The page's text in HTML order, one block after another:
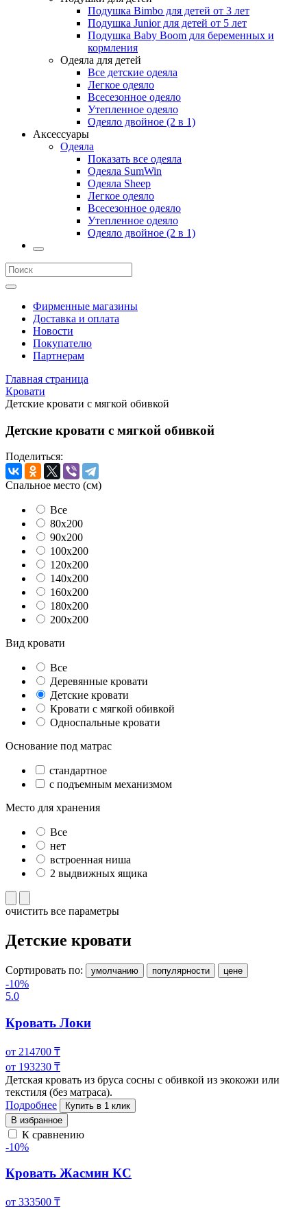
Подушка Bimbo для детей от 3 лет
Подушка Junior для детей от 5 лет
Подушка Baby Boom для беременных и
кормления
Одеяла для детей
Все детские одеяла
Легкое одеяло
Всесезонное одеяло
Утепленное одеяло
Одеяло двойное (2 в 1)
Аксессуары
Одеяла
Показать все одеяла
Одеяла SumWin
Одеяла Sheep
Легкое одеяло
Всесезонное одеяло
Утепленное одеяло
Одеяло двойное (2 в 1)
Фирменные магазины
Доставка и оплата
Новости
Покупателю
Партнерам
Главная страница
Кровати
Детские кровати с мягкой обивкой
Детские кровати с мягкой обивкой
Поделиться:
Спальное место (см)
Все
80x200
90x200
100x200
120x200
140x200
160x200
180x200
200x200
Вид кровати
Все
Деревянные кровати
Детские кровати
Кровати с мягкой обивкой
Односпальные кровати
Основание под матрас
стандартное
с подъемным механизмом
Место для хранения
Все
нет
встроенная ниша
2 выдвижных ящика
очистить все параметры
Детские кровати
Сортировать по: умолчанию популярности цене
-10%
5.0
Кровать Локи
от 214700 ₸
от 193230 ₸
Детская кровать из бруса сосны с обивкой из экокожи или
текстиля (без матраса).
Подробнее
Купить в 1 клик
В избранное
К сравнению
-10%
Кровать Жасмин КС
от 333500 ₸